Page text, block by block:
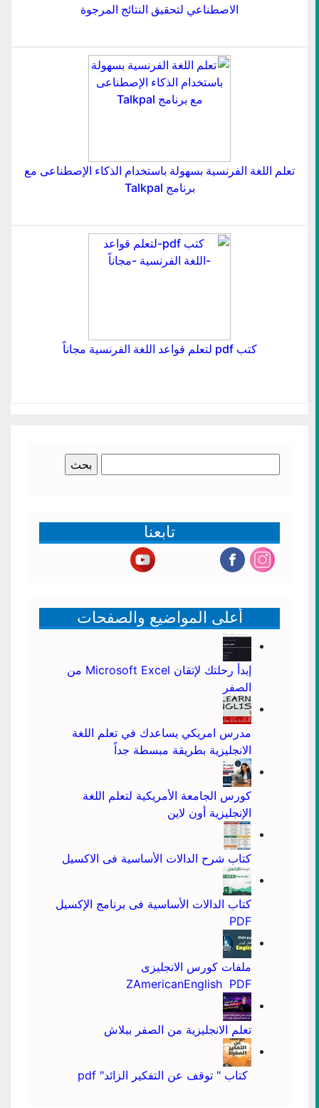
الاصطناعي لتحقيق النتائج المرجوة
تعلم اللغة الفرنسية بسهولة باستخدام الذكاء الإصطناعى مع
برنامج Talkpal
كتب pdf لتعلم قواعد اللغة الفرنسية مجاناً
عن:
تابعنا
أعلى المواضيع والصفحات
إبدأ رحلتك لإتقان Microsoft Excel من
الصفر
مدرس امريكي يساعدك في تعلم اللغة
الانجليزية بطريقة مبسطة جداً
كورس الجامعة الأمريكية لتعلم اللغة
الإنجليزية أون لاين
كتاب شرح الدالات الأساسية فى الاكسيل
كتاب الدالات الأساسية فى برنامج الإكسيل
PDF
ملفات كورس الانجليزى
ZAmericanEnglish PDF
تعلم الانجليزية من الصفر ببلاش
كتاب " توقف عن التفكير الزائد" pdf